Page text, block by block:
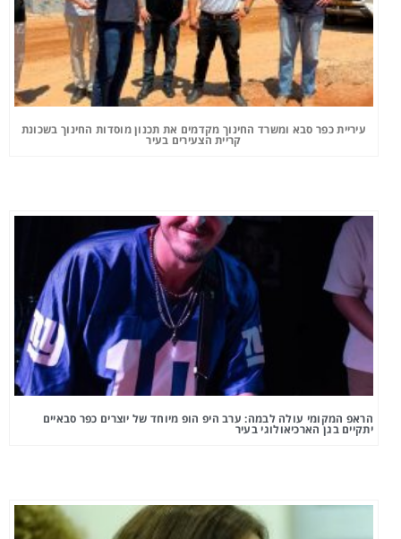
עיריית כפר סבא ומשרד החינוך מקדמים את תכנון מוסדות החינוך בשכונת
קריית הצעירים בעיר
הראפ המקומי עולה לבמה: ערב היפ הופ מיוחד של יוצרים כפר סבאיים
יתקיים בגן הארכיאולוגי בעיר